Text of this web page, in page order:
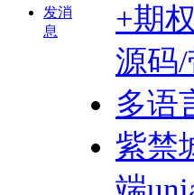
发消
息
+期
源码
多语
紫禁